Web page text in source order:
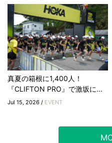
真夏の箱根に1,400人！
『CLIFTON PRO』で激坂に...
Jul 15, 2026 / EVENT